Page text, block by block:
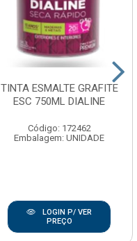
TINTA ESMALTE GRAFITE
ESC 750ML DIALINE
Código: 172462
Embalagem: UNIDADE
LOGIN P/ VER
PREÇO